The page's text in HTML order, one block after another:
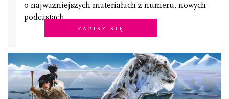
o najważniejszych materiałach z numeru, nowych
podcastach.
Zapisz się